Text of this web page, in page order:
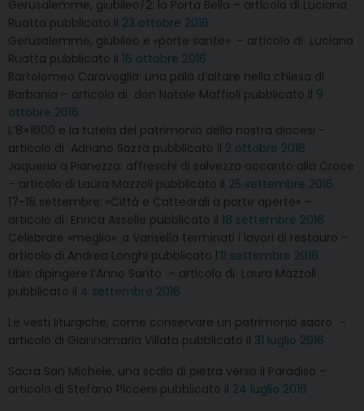
Gerusalemme, giubileo/2: la Porta Bella – articolo di Luciana
Ruatta pubblicato il 23 ottobre 2016
Gerusalemme, giubileo e «porte sante» – articolo di Luciana
Ruatta pubblicato il 16 ottobre 2016
Bartolomeo Caravoglia: una pala d’altare nella chiesa di
Barbania – articolo di don Natale Maffioli pubblicato il 9
ottobre 2016
L’8×1000 e la tutela del patrimonio della nostra diocesi –
articolo di Adriano Sozza pubblicato il 2 ottobre 2016
Jaquerio a Pianezza: affreschi di salvezza accanto alla Croce
– articolo di Laura Mazzoli pubblicato il 25 settembre 2016
17-18 settembre: «Città e Cattedrali a porte aperte» –
articolo di Enrica Asselle pubblicato il 18 settembre 2016
Celebrare «meglio»: a Varisella terminati i lavori di restauro –
articolo di Andrea Longhi pubblicato l’11 settembre 2016
Libri: dipingere l’Anno Santo – articolo di Laura Mazzoli
pubblicato il 4 settembre 2016
Le vesti liturgiche, come conservare un patrimonio sacro –
articolo di Giannamaria Villata pubblicato il 31 luglio 2016
Sacra San Michele, una scala di pietra verso il Paradiso –
articolo di Stefano Picceni pubblicato il 24 luglio 2016